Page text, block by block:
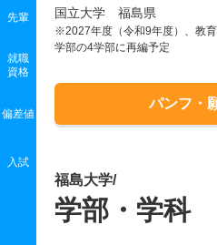
国立大学 福島県
※2027年度（令和9年度）、教
学部の4学部に再編予定
パンフ・
先輩
就職
資格
偏差値
入試
福島大学/
学部・学科